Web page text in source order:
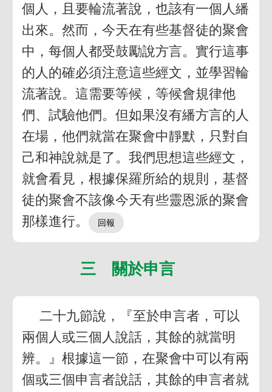
個人，且要輪流著說，也該有一個人繙
出來。然而，今天在有些基督徒的聚會
中，每個人都受鼓勵說方言。實行這事
的人的確必須注意這些經文，並學習輪
流著說。這需要等候，等候會規律他
們、試驗他們。但如果沒有繙方言的人
在場，他們就當在聚會中靜默，只對自
己和神說就是了。我們思想這些經文，
就會看見，根據保羅所給的規則，基督
徒的聚會不該像今天有些靈恩派的聚會
那樣進行。
三 關於申言
二十九節說，『至於申言者，可以
兩個人或三個人說話，其餘的就當明
辨。』根據這一節，在聚會中可以有兩
個或三個申言者說話，其餘的申言者就